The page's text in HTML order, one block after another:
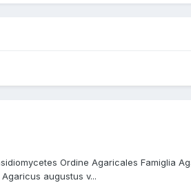
Ordine Agaricales Famiglia
augustus v...